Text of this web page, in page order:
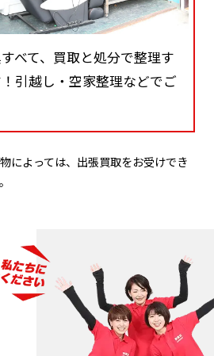
べて、買取と処分で整理す
引越し・空家整理などでご
によっては、出張買取をお受けでき